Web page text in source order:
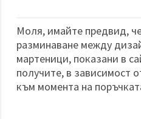
Моля, имайте предвид,
разминаване между
мартеници, показани в
получите, в зависимост
към момента на